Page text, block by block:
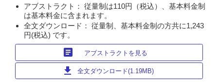
アブストラクト： 従量制は110円（税込）、基本料金制
は基本料金に含まれます。
全文ダウンロード： 従量制、基本料金制の方共に1,243
円(税込) です。
article アブストラクトを見る
download 全文ダウンロード(1.19MB)